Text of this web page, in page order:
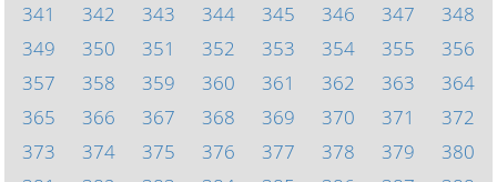
341
342 343 344 345 346 347
348
349
350 351 352 353 354 355
356
357
358 359 360 361 362 363
364
365
366 367 368 369 370 371
372
373
374 375 376 377 378 379
380